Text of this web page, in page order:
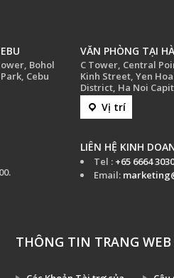
Bohol
Cebu
VĂN PHÒNG TẠI
C Tower, Central
Kinh Street, Yen
District, Ha Noi
Vị trí
LIÊN HỆ KINH
Tel : +65 6664 3030
Email:
THÔNG TIN TRANG WEB